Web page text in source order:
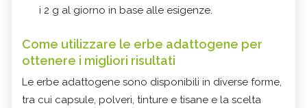
i 2 g al giorno in base alle esigenze.
Come utilizzare le erbe adattogene per
ottenere i migliori risultati
Le erbe adattogene sono disponibili in diverse forme,
tra cui capsule, polveri, tinture e tisane e la scelta